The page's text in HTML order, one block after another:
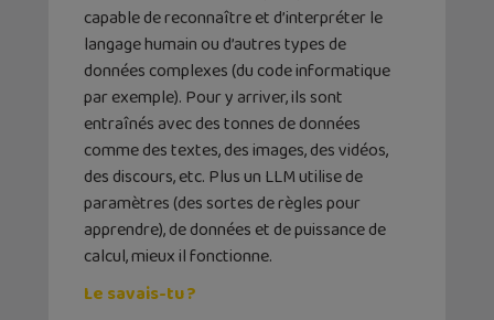
capable de reconnaître et d’interpréter le
langage humain ou d’autres types de
données complexes (du code informatique
par exemple). Pour y arriver, ils sont
entraînés avec des tonnes de données
comme des textes, des images, des vidéos,
des discours, etc. Plus un LLM utilise de
paramètres (des sortes de règles pour
apprendre), de données et de puissance de
calcul, mieux il fonctionne.
Le savais-tu ?